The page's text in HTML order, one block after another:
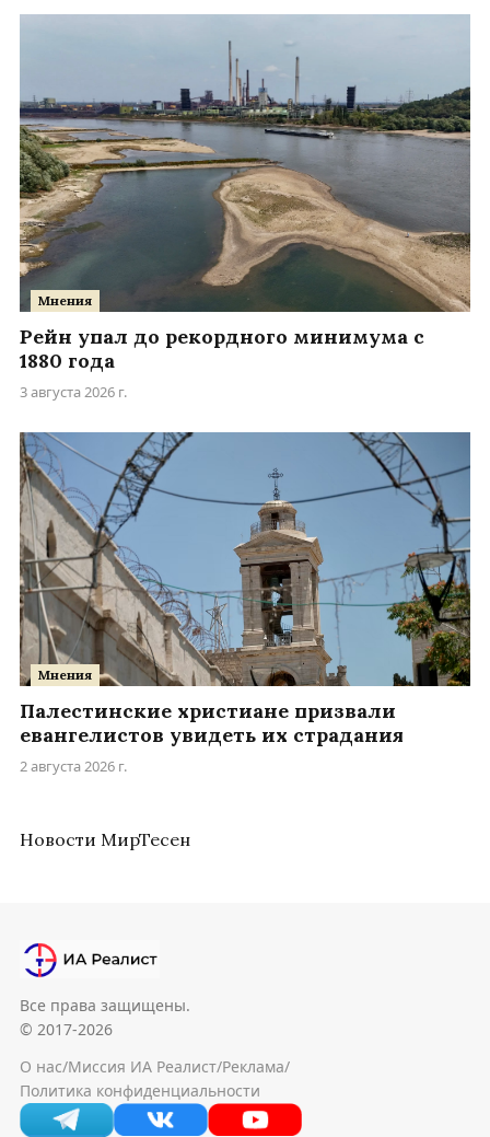
Мнения
Рейн упал до рекордного минимума с
1880 года
3 августа 2026 г.
Мнения
Палестинские христиане призвали
евангелистов увидеть их страдания
2 августа 2026 г.
Новости МирТесен
Все права защищены.
© 2017-2026
О нас/Миссия ИА Реалист/Реклама/
Политика конфиденциальности